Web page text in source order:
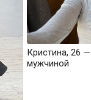
Кристина, 26
мужчиной